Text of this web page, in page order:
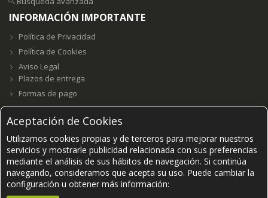
Aceptación de Cookies
Utilizamos cookies propias y de terceros para mejorar nuestros
servicios y mostrarle publicidad relacionada con sus preferencias
mediante el análisis de sus hábitos de navegación. Si continúa
navegando, consideramos que acepta su uso. Puede cambiar la
configuración u obtener más información:
INFORMACIÓN IMPORTANTE
Política de Privacidad
Política de Cookies
Aviso Legal
Plazos de entrega
Formas de pago
Grupo E23W Distribuciones, S.L. B98123102 ©2021- 2026.
PAGOS SEGUROS ACEPTADOS